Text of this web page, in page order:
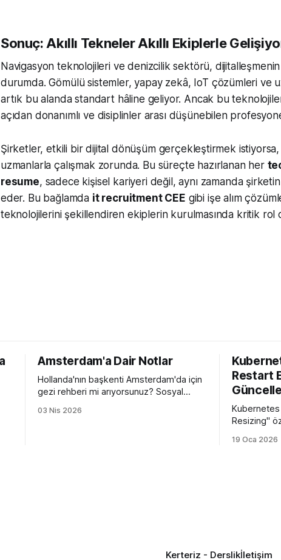
Sonuç: Akıllı Tekneler Akıllı Ekiplerle
Navigasyon teknolojileri ve denizcilik sektörü,
durumda. Gömülü sistemler, yapay zekâ, IoT çözümleri ve
artık bu alanda standart hâline geliyor. Ancak bu
açıdan donanımlı ve disiplinler arası düşünebilen
Şirketler, etkili bir dijital dönüşüm gerçekleştirmek
uzmanlarla çalışmak zorunda. Bu süreçte hazırlanan her
resume, sadece kişisel kariyeri değil, aynı zamanda şirketin
eder. Bu bağlamda it recruitment CEE gibi işe alım
teknolojilerini şekillendiren ekiplerin kurulmasında kritik rol
Amsterdam'a Dair Notlar
Hollanda'nın başkenti Amsterdam'da için
gezi rehberi mi arıyorsunuz? Sosyal
bir eleştirel rehber ile karşınızdayım.
03 Nis 2026
Restart
Resizing"
podları
19 Oca 2026
Kerteriz - Derslikİletişim